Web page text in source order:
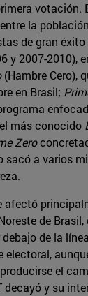
votación.
la
de gran
y 2007-2010),
(Hambre Cero),
en Brasil;
más conocido
Zero
sacó a varios
afectó
de
de la
electoral,
el
decayó y su